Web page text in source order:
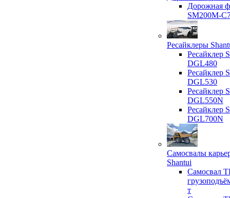
Дорожная
SM200M-
Ресайклеры
Ресайклер
DGL480
Ресайклер
DGL530
Ресайклер
DGL550N
Ресайклер
DGL700N
Самосвалы
Shantui
Самосвал
т